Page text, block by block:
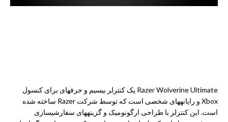
Razer Wolverine Ultimate یک کنترلر بیسیم و حرفهای برای کنسول
Xbox و رایانههای شخصی است که توسط شرکت
Razer ساخته شده
است. این کنترلر با طراحی ارگونومیک و گزینههای سفارشیسازی